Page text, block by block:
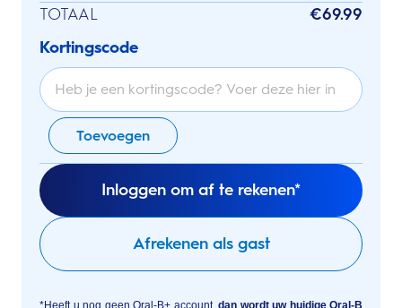
TOTAAL
€69.99
Kortingscode
Toevoegen
Inloggen om af te rekenen*
Afrekenen als gast
*Heeft u nog geen Oral-B+ account, dan wordt uw huidige Oral-B